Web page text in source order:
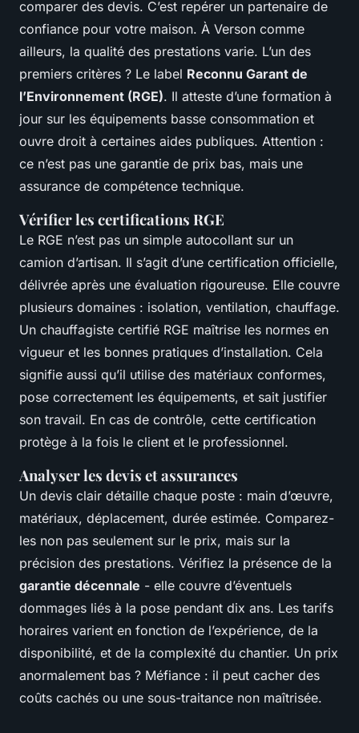
comparer des devis. C’est repérer un partenaire de
confiance pour votre maison. À Verson comme
ailleurs, la qualité des prestations varie. L’un des
premiers critères ? Le label Reconnu Garant de
l’Environnement (RGE). Il atteste d’une formation à
jour sur les équipements basse consommation et
ouvre droit à certaines aides publiques. Attention :
ce n’est pas une garantie de prix bas, mais une
assurance de compétence technique.
Vérifier les certifications RGE
Le RGE n’est pas un simple autocollant sur un
camion d’artisan. Il s’agit d’une certification officielle,
délivrée après une évaluation rigoureuse. Elle couvre
plusieurs domaines : isolation, ventilation, chauffage.
Un chauffagiste certifié RGE maîtrise les normes en
vigueur et les bonnes pratiques d’installation. Cela
signifie aussi qu’il utilise des matériaux conformes,
pose correctement les équipements, et sait justifier
son travail. En cas de contrôle, cette certification
protège à la fois le client et le professionnel.
Analyser les devis et assurances
Un devis clair détaille chaque poste : main d’œuvre,
matériaux, déplacement, durée estimée. Comparez-
les non pas seulement sur le prix, mais sur la
précision des prestations. Vérifiez la présence de la
garantie décennale - elle couvre d’éventuels
dommages liés à la pose pendant dix ans. Les tarifs
horaires varient en fonction de l’expérience, de la
disponibilité, et de la complexité du chantier. Un prix
anormalement bas ? Méfiance : il peut cacher des
coûts cachés ou une sous-traitance non maîtrisée.